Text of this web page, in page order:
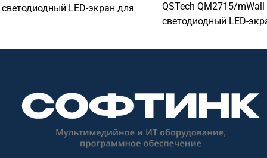
светодиодный LED-экран для
конференц-залов, актовых залов,
презентационных зон. Софтинк
помогает подобрать
оборудование под задачу,
помещение, совместимость и
QSTech QM2715/mWall
светодиодный LED-
визуализации.
торговых объектов,
презентационных зон.
оборудование под
помещение,